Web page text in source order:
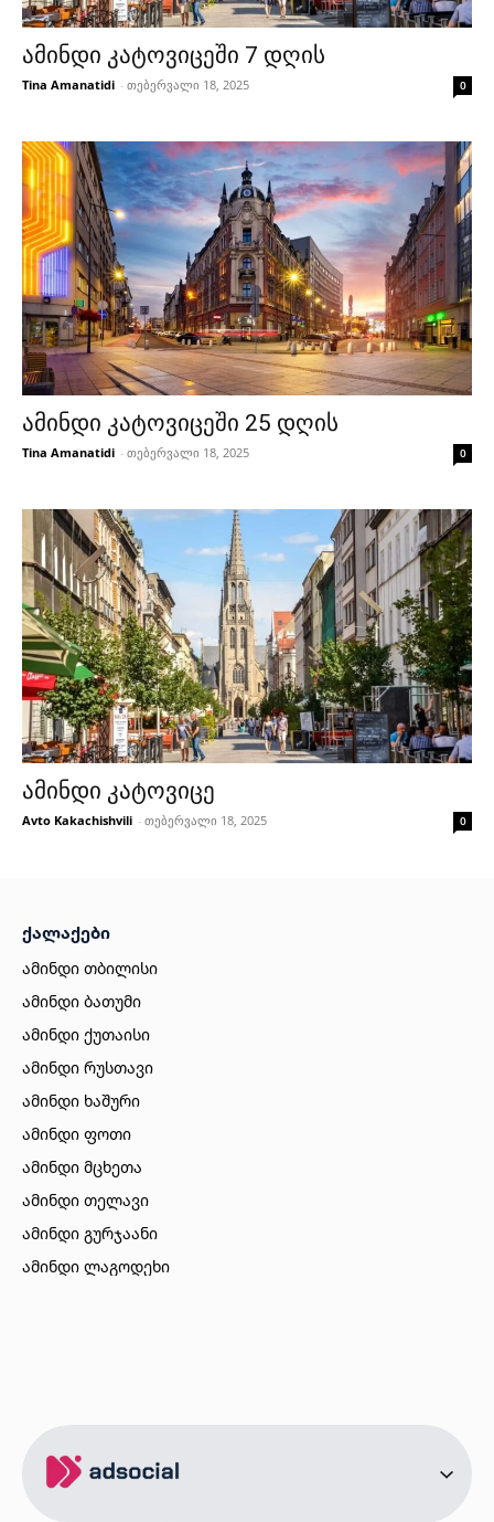
ამინდი კატოვიცეში 7 დღის
Tina Amanatidi - თებერვალი 18, 2025 0
ამინდი კატოვიცეში 25 დღის
Tina Amanatidi - თებერვალი 18, 2025 0
ამინდი კატოვიცე
Avto Kakachishvili - თებერვალი 18, 2025 0
ქალაქები
ამინდი თბილისი
ამინდი ბათუმი
ამინდი ქუთაისი
ამინდი რუსთავი
ამინდი ხაშური
ამინდი ფოთი
ამინდი მცხეთა
ამინდი თელავი
ამინდი გურჯაანი
ამინდი ლაგოდეხი
ამინდი ზუგდიდი